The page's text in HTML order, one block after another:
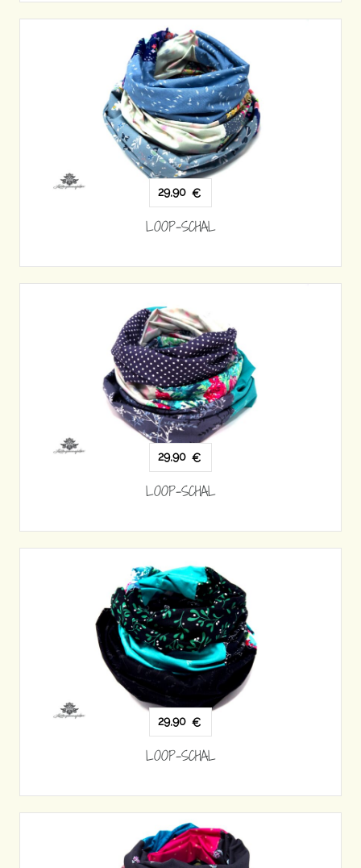
29,90 €
LOOP-SCHAL
29,90 €
LOOP-SCHAL
29,90 €
LOOP-SCHAL